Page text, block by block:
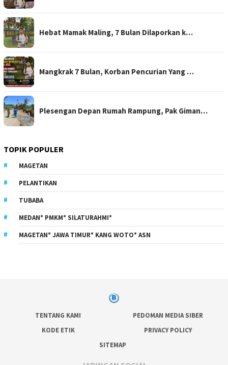
Hebat Mamak Maling, 7 Bulan Dilaporkan k…
Mangkrak 7 Bulan, Korban Pencurian Yang …
Plesengan Depan Rumah Rampung, Pak Giman…
TOPIK POPULER
MAGETAN
PELANTIKAN
TUBABA
MEDAN* PMKM* SILATURAHMI*
MAGETAN* JAWA TIMUR* KANG WOTO* ASN
TENTANG KAMI
PEDOMAN MEDIA SIBER
KODE ETIK
PRIVACY POLICY
SITEMAP